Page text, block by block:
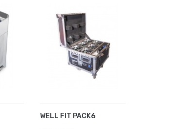
WELL FIT PACK6
AJOUTER AU PANIER